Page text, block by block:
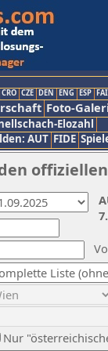
CRO CZE DEN ENG ESP FAI
Foto-
Elozahl
AUT FIDE
Nur